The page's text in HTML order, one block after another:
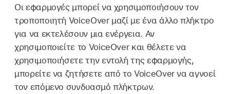
Οι εφαρμογές μπορεί να χρησιμοποιήσουν τον
τροποποιητή VoiceOver μαζί με ένα άλλο πλήκτρο
για να εκτελέσουν μια ενέργεια. Αν
χρησιμοποιείτε το VoiceOver και θέλετε να
χρησιμοποιήσετε την εντολή της εφαρμογής,
μπορείτε να ζητήσετε από το VoiceOver να αγνοεί
τον επόμενο συνδυασμό πλήκτρων.